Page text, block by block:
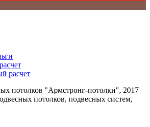
потолков "Армстронг-потолки", 2017
потолков, подвесных систем,